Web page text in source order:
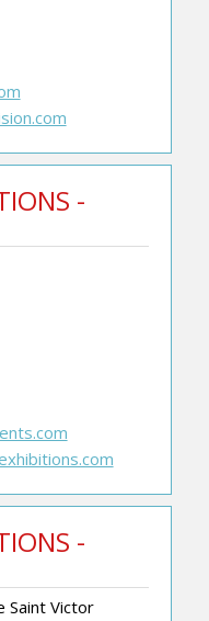
-
-
Saint Victor